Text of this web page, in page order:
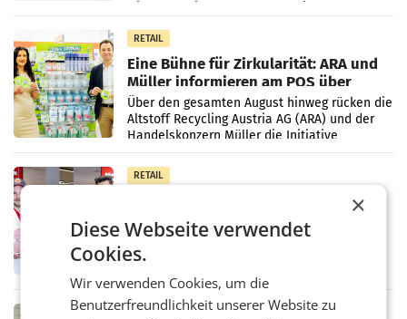
RETAIL
Eine Bühne für Zirkularität: ARA und
Müller informieren am POS über
Kreislauffähigkeit
Über den gesamten August hinweg rücken die
Altstoff Recycling Austria AG (ARA) und der
Handelskonzern Müller die Initiative
„Kreislauf-Helden“ in allen österreichischen
Müller-Filialen
RETAIL
Penny modernisiert zwei Filialen in
Ober- und Niederösterreich
WIENER NEUDORF. – Im Rahmen einer
laufenden Modernisierungsoffensive
erneuert Penny zwei Filialen in Nieder- und
Oberösterreich. Die beiden Standorte liegen
in Haag sowie im rund
RETAIL
×
Diese Webseite verwendet
Cookies.
Wir verwenden Cookies, um die
Benutzerfreundlichkeit unserer Website zu